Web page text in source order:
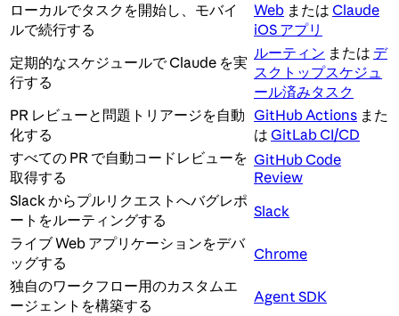
ローカルでタスクを開始し、モバイ
ルで続行する
Web または Claude
iOS アプリ
定期的なスケジュールで Claude を実
行する
ルーティン または デ
スクトップスケジュ
ール済みタスク
PR レビューと問題トリアージを自動
化する
GitHub Actions また
は GitLab CI/CD
すべての PR で自動コードレビューを
取得する
GitHub Code
Review
Slack からプルリクエストへバグレポ
ートをルーティングする
Slack
ライブ Web アプリケーションをデバ
ッグする
Chrome
独自のワークフロー用のカスタムエ
ージェントを構築する
Agent SDK